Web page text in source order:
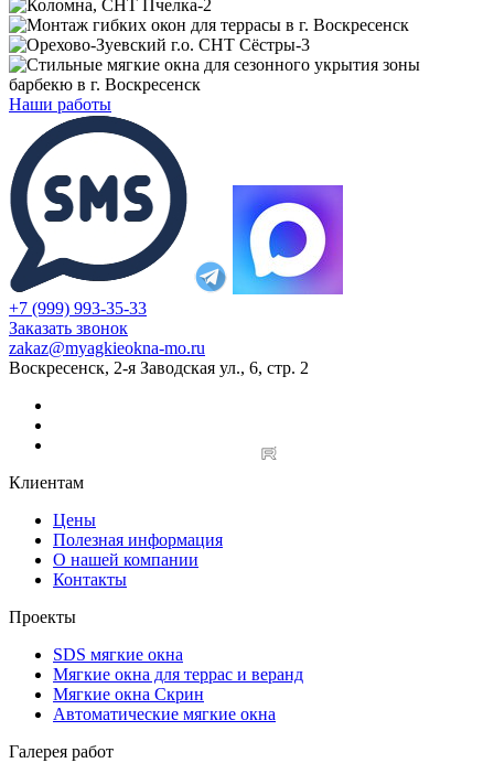
Наши работы
+7 (999) 993-35-33
Заказать звонок
zakaz@myagkieokna-mo.ru
Воскресенск, 2-я Заводская ул., 6, стр. 2
Клиентам
Цены
Полезная информация
О нашей компании
Контакты
Проекты
SDS мягкие окна
Мягкие окна для террас и веранд
Мягкие окна Скрин
Автоматические мягкие окна
Галерея работ